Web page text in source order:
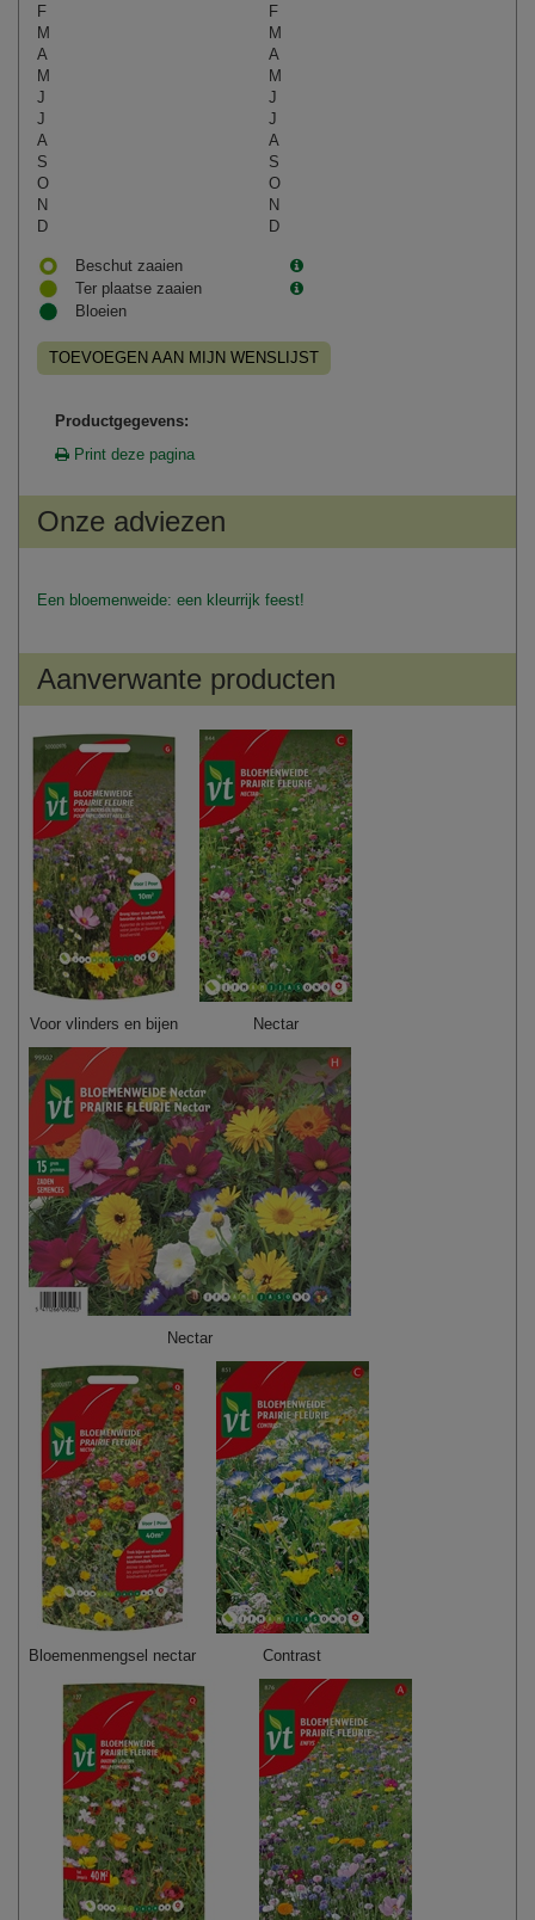
F
F
M
M
A
A
M
M
J
J
J
J
A
A
S
S
O
O
N
N
D
D
Beschut zaaien
Ter plaatse zaaien
Bloeien
TOEVOEGEN AAN MIJN WENSLIJST
Productgegevens:
Print deze pagina
Onze adviezen
Een bloemenweide: een kleurrijk feest!
Aanverwante producten
Voor vlinders en bijen Nectar
Nectar
Bloemenmengsel nectar Contrast